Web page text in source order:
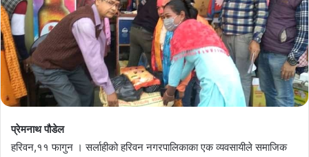
प्रेमनाथ पौडेल
हरिवन,११ फागुन । सर्लाहीको हरिवन नगरपालिकाका एक व्यवसायीले समाजिक